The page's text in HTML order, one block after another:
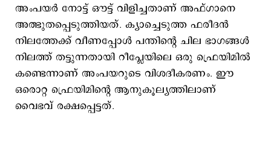
അംപയര്‍ നോട്ട് ഔട്ട് വിളിച്ചതാണ് അഫ്ഗാനെ
അത്ഭുതപ്പെടുത്തിയത്. ക്യാച്ചെടുത്ത ഫരീദന്‍
നിലത്തേക്ക് വീണപ്പോൾ പന്തിന്‍റെ ചില ഭാഗങ്ങൾ
നിലത്ത് തട്ടുന്നതായി റീപ്ലേയിലെ ഒരു ഫ്രെയിമിൽ
കണ്ടെന്നാണ് അംപയറുടെ വിശദീകരണം. ഈ
ഒരൊറ്റ ഫ്രെയിമിന്‍റെ ആനുകൂല്യത്തിലാണ്
വൈഭവ് രക്ഷപ്പെട്ടത്.